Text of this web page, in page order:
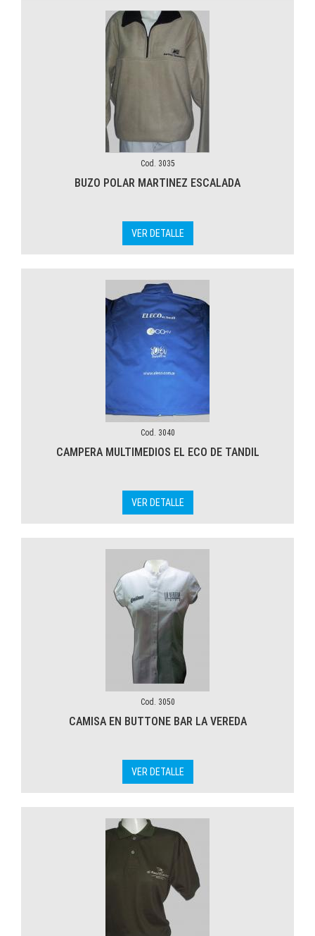
Cod. 3035
BUZO POLAR MARTINEZ ESCALADA
VER DETALLE
Cod. 3040
CAMPERA MULTIMEDIOS EL ECO DE TANDIL
VER DETALLE
Cod. 3050
CAMISA EN BUTTONE BAR LA VEREDA
VER DETALLE